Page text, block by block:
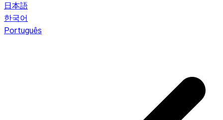
日本語
한국어
Português